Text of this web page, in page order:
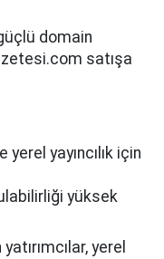
domain
satışa
yayıncılık için
yüksek
yerel